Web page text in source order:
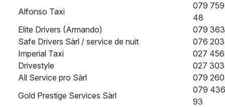
Alfonso Taxi
079
48
Elite Drivers (Armando)
079
Safe Drivers Sàrl / service de nuit
076
Imperial Taxi
027
Drivestyle
027
All Service pro Sàrl
079
Gold Prestige Services Sàrl
079
93